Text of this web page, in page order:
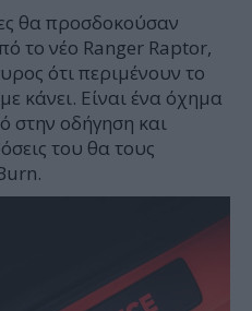
θα προσδοκούσαν
το νέο Ranger Raptor,
ότι περιμένουν το
κάνει. Είναι ένα όχημα
στην οδήγηση και
του θα τους